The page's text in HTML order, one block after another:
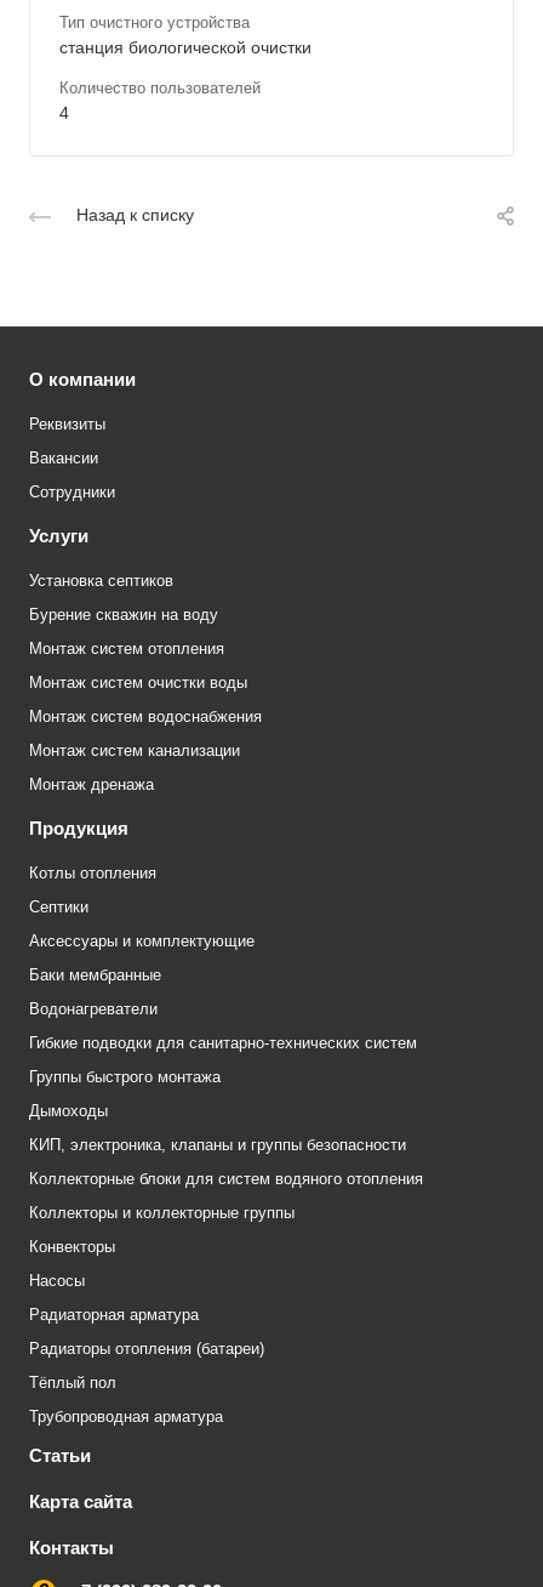
Тип очистного устройства
станция биологической очистки
Количество пользователей
4
Назад к списку
О компании
Реквизиты
Вакансии
Сотрудники
Услуги
Установка септиков
Бурение скважин на воду
Монтаж систем отопления
Монтаж систем очистки воды
Монтаж систем водоснабжения
Монтаж систем канализации
Монтаж дренажа
Продукция
Котлы отопления
Септики
Аксессуары и комплектующие
Баки мембранные
Водонагреватели
Гибкие подводки для санитарно-технических систем
Группы быстрого монтажа
Дымоходы
КИП, электроника, клапаны и группы безопасности
Коллекторные блоки для систем водяного отопления
Коллекторы и коллекторные группы
Конвекторы
Насосы
Радиаторная арматура
Радиаторы отопления (батареи)
Тёплый пол
Трубопроводная арматура
Статьи
Карта сайта
Контакты